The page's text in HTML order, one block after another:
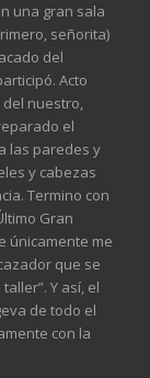
una gran sala
señorita)
del
Acto
nuestro,
el
las paredes y
y cabezas
Termino con
Gran
únicamente me
que se
Y así, el
de todo el
con la